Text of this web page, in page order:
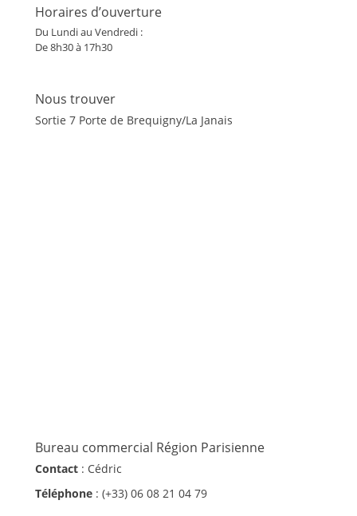
Horaires d’ouverture
Du Lundi au Vendredi :
De 8h30 à 17h30
Nous trouver
Sortie 7 Porte de Brequigny/La Janais
Bureau commercial Région Parisienne
Contact : Cédric
Téléphone : (+33) 06 08 21 04 79